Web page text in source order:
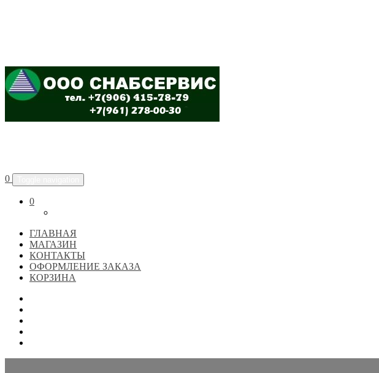
0
0
ГЛАВНАЯ
МАГАЗИН
КОНТАКТЫ
ОФОРМЛЕНИЕ ЗАКАЗА
КОРЗИНА